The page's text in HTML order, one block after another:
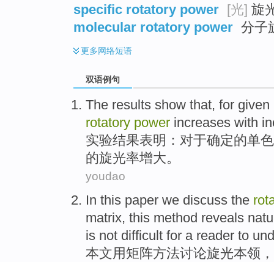
specific rotatory power [光] 旋
molecular rotatory power 分子
更多网络短语
双语例句
The results show that, for
rotatory power increases with
实验结果表明 ： 对于确定的单
的旋光率增大。
youdao
In this paper we discuss the
matrix, this method reveals
is not difficult for a reader to
本文用矩阵方法讨论旋光本领 ，